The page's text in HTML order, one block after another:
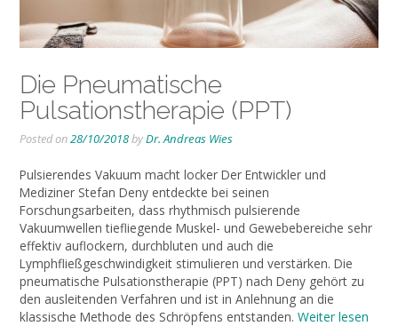
Die Pneumatische
Pulsationstherapie (PPT)
Posted on28/10/2018byDr. Andreas Wies
Pulsierendes Vakuum macht locker Der Entwickler und
Mediziner Stefan Deny entdeckte bei seinen
Forschungsarbeiten, dass rhythmisch pulsierende
Vakuumwellen tiefliegende Muskel- und Gewebebereiche sehr
effektiv auflockern, durchbluten und auch die
Lymphfließgeschwindigkeit stimulieren und verstärken. Die
pneumatische Pulsationstherapie (PPT) nach Deny gehört zu
den ausleitenden Verfahren und ist in Anlehnung an die
klassische Methode des Schröpfens entstanden. Weiter lesen